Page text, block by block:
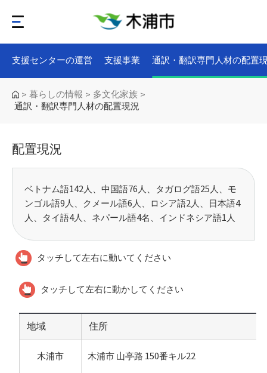
支援センターの運営 支援事業 通訳・翻訳専門人材の配置
> 暮らしの情報 > 多文化家族 >
通訳・翻訳専門人材の配置現況
配置現況
ベトナム語142人、中国語76人、タガログ語25人、モ
ンゴル語9人、クメール語6人、ロシア語2人、日本語4
人、タイ語4人、ネパール語4名、インドネシア語1人
タッチして左右に動いてください
タッチして左右に動かしてください
地域 住所
木浦市 木浦市 山亭路 150番キル22